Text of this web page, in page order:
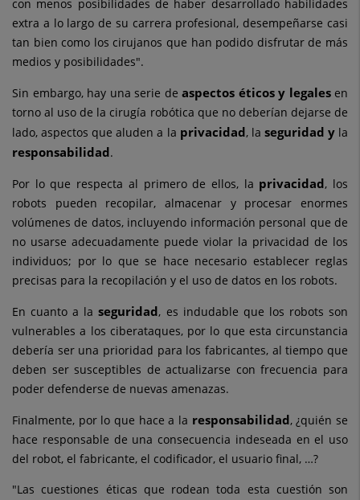
con menos posibilidades de haber desarrollado habilidades
extra a lo largo de su carrera profesional, desempeñarse casi
tan bien como los cirujanos que han podido disfrutar de más
medios y posibilidades".
Sin embargo, hay una serie de aspectos éticos y legalesen
torno al uso de la cirugía robótica que no deberían dejarse de
lado, aspectos que aluden a la privacidad, la seguridad yla
responsabilidad.
Por lo que respecta al primero de ellos, la privacidad, los
robots pueden recopilar, almacenar y procesar enormes
volúmenes de datos, incluyendo información personal que de
no usarse adecuadamente puede violar la privacidad de los
individuos; por lo que se hace necesario establecer reglas
precisas para la recopilación y el uso de datos en los robots.
En cuanto a laseguridad, es indudable que los robots son
vulnerables a los ciberataques, por lo que esta circunstancia
debería ser una prioridad para los fabricantes, al tiempo que
deben ser susceptibles de actualizarse con frecuencia para
poder defenderse de nuevas amenazas.
Finalmente, por lo que hace a la responsabilidad, ¿quién se
hace responsable de una consecuencia indeseada en el uso
del robot, el fabricante, el codificador, el usuario final, …?
"Las cuestiones éticas que rodean toda esta cuestión son